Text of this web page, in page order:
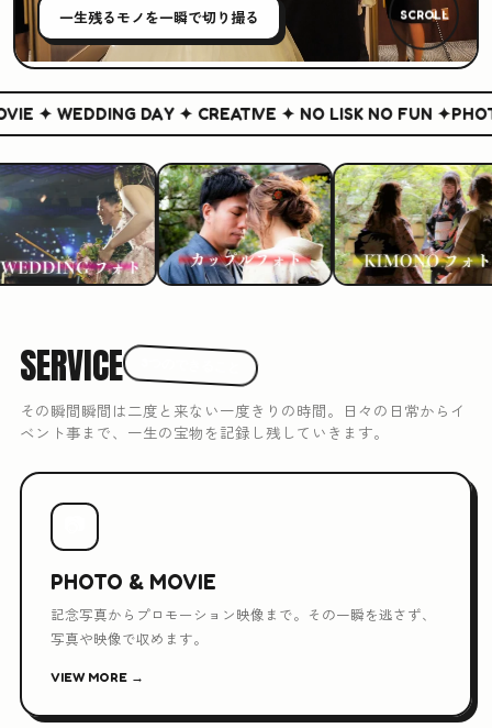
一生残るモノを一瞬で切り撮る SCROLL
✦ WEDDING DAY ✦ CREATIVE ✦ NO LISK NO FUN ✦
SERVICE
その瞬間瞬間は二度と来ない一度きりの時間。日々の日常からイ
ベント事まで、一生の宝物を記録し残していきます。
PHOTO & MOVIE
記念写真からプロモーション映像まで。その一瞬を逃さず、
写真や映像で収めます。
VIEW MORE →